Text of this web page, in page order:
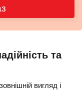
та
вигляд і